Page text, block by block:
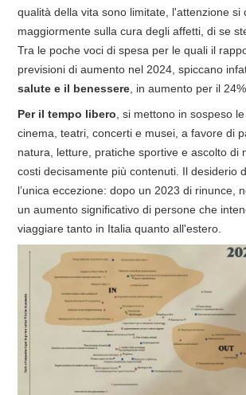
qualità della vita sono limitate, l'attenzione si
maggiormente sulla cura degli affetti, di se
Tra le poche voci di spesa per le quali il
previsioni di aumento nel 2024, spiccano
salute e il benessere , in aumento per il
Per il tempo libero , si mettono in sospeso
cinema, teatri, concerti e musei, a favore di
natura, letture, pratiche sportive e ascolto di
costi decisamente più contenuti. Il desiderio
l’unica eccezione: dopo un 2023 di rinunce,
un aumento significativo di persone che
viaggiare tanto in Italia quanto all'estero.